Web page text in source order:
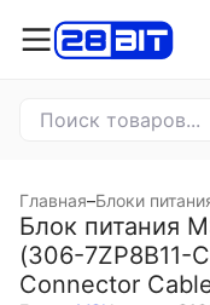
Главная–Блоки
Блок питания
(306-7ZP8B11-
Connector